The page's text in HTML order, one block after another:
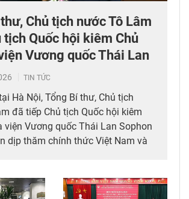
Chủ tịch nước Tô Lâm
tịch Quốc hội kiêm Chủ
Vương quốc Thái Lan
TIN TỨC
Hà Nội, Tổng Bí thư, Chủ tịch
đã tiếp Chủ tịch Quốc hội kiêm
viện Vương quốc Thái Lan Sophon
dịp thăm chính thức Việt Nam và
6/8/2026).